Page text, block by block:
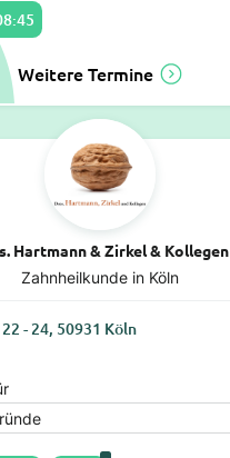
Weitere Termine
Hartmann & Zirkel & Kollegen
Zahnheilkunde in Köln
- 24, 50931 Köln